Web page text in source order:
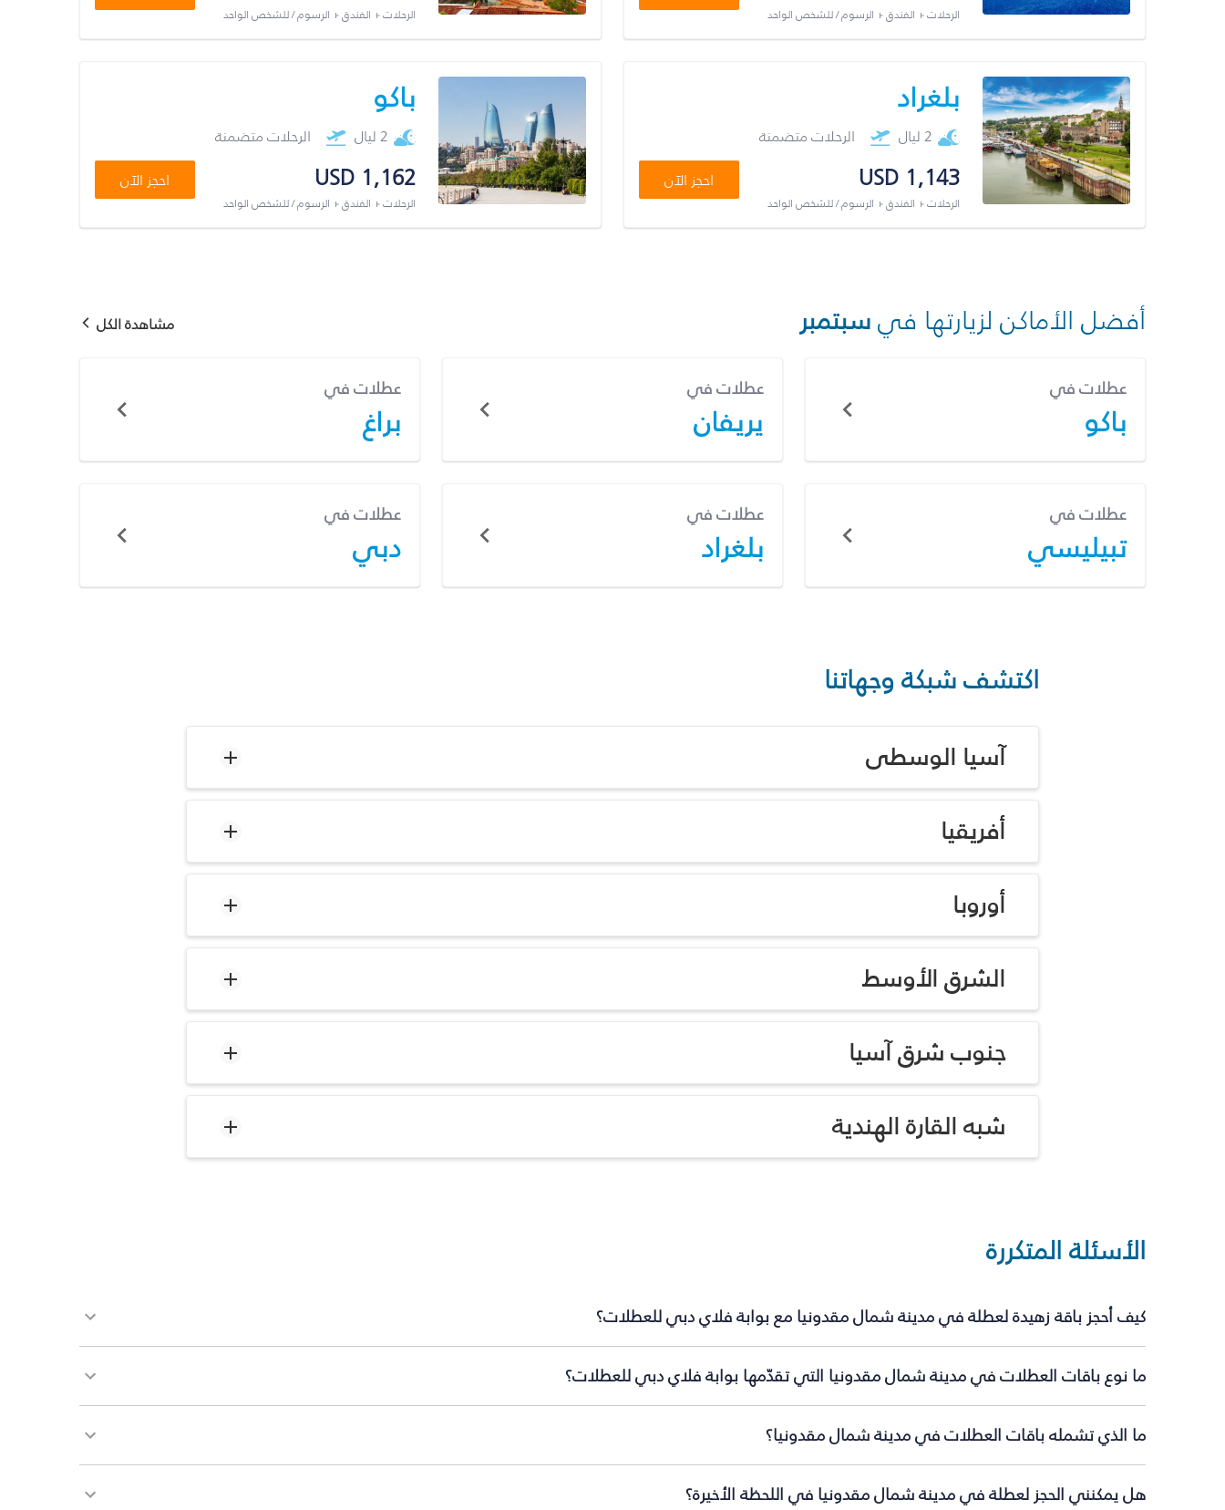
الرحلات + الفندق + الرسوم / للشخص الواحد الرحلات + الفندق + الرسوم / للشخص الواحد
بلغراد
2 ليال الرحلات متضمنة
USD 1,143
الرحلات + الفندق + الرسوم / للشخص الواحد
احجز الآن
باكو
2 ليال الرحلات متضمنة
USD 1,162
الرحلات + الفندق + الرسوم / للشخص الواحد
احجز الآن
أفضل الأماكن لزيارتها فيسبتمبر مشاهدة الكل
عطلات في
باكو
عطلات في
يريفان
عطلات في
براغ
عطلات في
تبيليسي
عطلات في
بلغراد
عطلات في
دبي
اكتشف شبكة وجهاتنا
آسيا الوسطى
أفريقيا
أوروبا
الشرق الأوسط
جنوب شرق آسيا
شبه القارة الهندية
الأسئلة المتكررة
كيف أحجز باقة زهيدة لعطلة في مدينة شمال مقدونيا مع بوابة فلاي دبي للعطلات؟
ما نوع باقات العطلات في مدينة شمال مقدونيا التي تقدّمها بوابة فلاي دبي للعطلات؟
ما الذي تشمله باقات العطلات في مدينة شمال مقدونيا؟
هل يمكنني الحجز لعطلة في مدينة شمال مقدونيا في اللحظة الأخيرة؟